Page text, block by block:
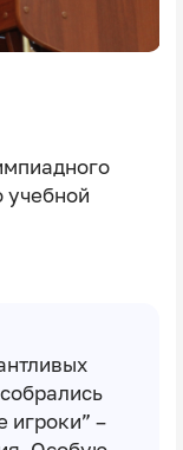
учебной
игроки” –